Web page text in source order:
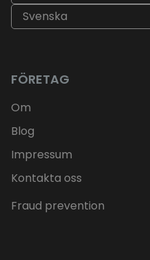
Svenska
FÖRETAG
Om
Blog
Impressum
Kontakta oss
Fraud prevention